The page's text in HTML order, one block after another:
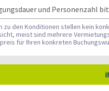
und Personenzahl
zu den Konditionen stellen kein
meist sind mehrere
für Ihren konkreten